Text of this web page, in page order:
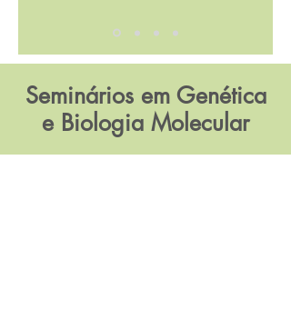
Seminários em Genética
e Biologia Molecular